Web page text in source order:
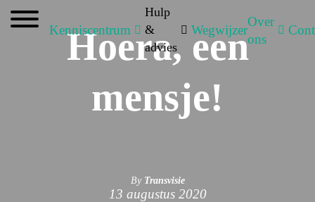
Kenniscentrum
Hulp
&
advies
Wegwijzer
Over
ons
Hoera, een
mensje!
By Transvisie
13 augustus 2020